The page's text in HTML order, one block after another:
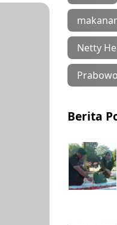
Netty
Berita